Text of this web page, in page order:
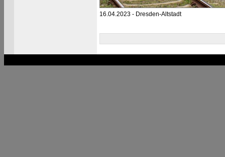
16.04.2023 - Dresden-Altstadt